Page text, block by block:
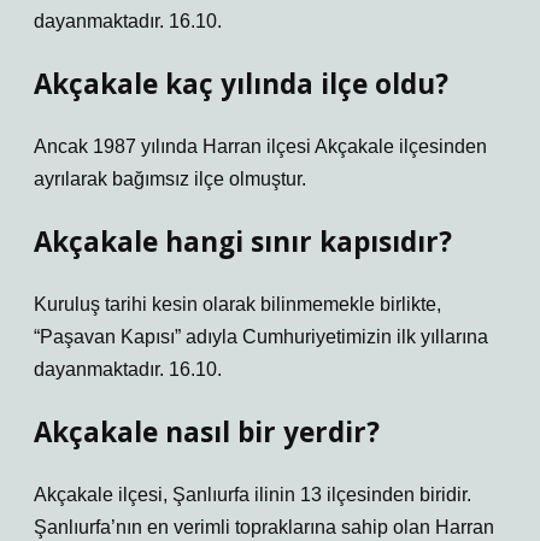
dayanmaktadır. 16.10.
Akçakale kaç yılında ilçe oldu?
Ancak 1987 yılında Harran ilçesi Akçakale ilçesinden
ayrılarak bağımsız ilçe olmuştur.
Akçakale hangi sınır kapısıdır?
Kuruluş tarihi kesin olarak bilinmemekle birlikte,
“Paşavan Kapısı” adıyla Cumhuriyetimizin ilk yıllarına
dayanmaktadır. 16.10.
Akçakale nasıl bir yerdir?
Akçakale ilçesi, Şanlıurfa ilinin 13 ilçesinden biridir.
Şanlıurfa’nın en verimli topraklarına sahip olan Harran